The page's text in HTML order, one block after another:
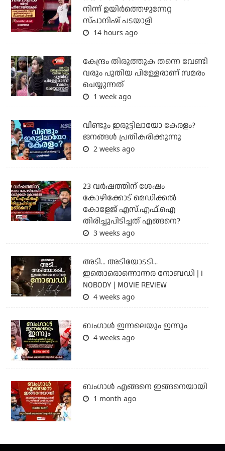
നിന്ന് ഉയിർത്തെഴുന്നേറ്റ
സ്പാനിഷ് പടയാളി
14 hours ago
കേന്ദ്രം തിരുത്തുക തന്നെ വേണ്ടി
വരും പുതിയ പിള്ളേരാണ് സമരം
ചെയ്യുന്നത്
1 week ago
വീണ്ടും ഇരുട്ടിലായോ കേരളം?
ജനങ്ങൾ പ്രതികരിക്കുന്നു
2 weeks ago
23 വർഷത്തിന് ശേഷം
കോഴിക്കോട് മെഡിക്കൽ
കോളേജ് എസ്.എഫ്.ഐ
തിരിച്ചുപിടിച്ചത് എങ്ങനെ?
3 weeks ago
അടി... അടിയോടടി...
ഇതൊരൊന്നൊന്നര നോബഡി | I
NOBODY | MOVIE REVIEW
4 weeks ago
ബംഗാള്‍ ഇന്നലെയും ഇന്നും
4 weeks ago
ബം​ഗാൾ എങ്ങനെ ഇങ്ങനെയായി
1 month ago